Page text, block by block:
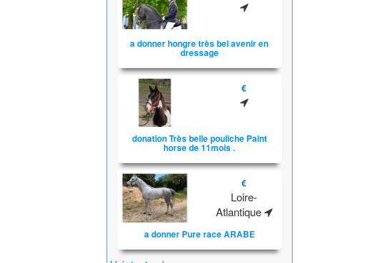
a donner hongre très bel avenir en
dressage
€
donation Très belle pouliche Paint
horse de 11mois .
€
Loire-
Atlantique
a donner Pure race ARABE